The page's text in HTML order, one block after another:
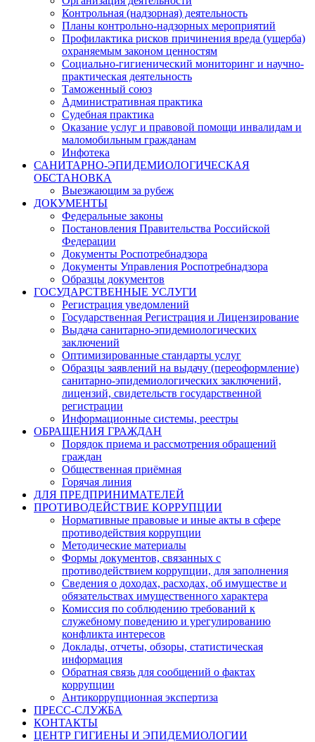
Контрольная (надзорная) деятельность
Планы контрольно-надзорных мероприятий
Профилактика рисков причинения вреда (ущерба)
охраняемым законом ценностям
Социально-гигиенический мониторинг и научно-
практическая деятельность
Таможенный союз
Административная практика
Судебная практика
Оказание услуг и правовой помощи инвалидам и
маломобильным гражданам
Инфотека
САНИТАРНО-ЭПИДЕМИОЛОГИЧЕСКАЯ
ОБСТАНОВКА
Выезжающим за рубеж
ДОКУМЕНТЫ
Федеральные законы
Постановления Правительства Российской
Федерации
Документы Роспотребнадзора
Документы Управления Роспотребнадзора
Образцы документов
ГОСУДАРСТВЕННЫЕ УСЛУГИ
Регистрация уведомлений
Государственная Регистрация и Лицензирование
Выдача санитарно-эпидемиологических
заключений
Оптимизированные стандарты услуг
Образцы заявлений на выдачу (переоформление)
санитарно-эпидемиологических заключений,
лицензий, свидетельств государственной
регистрации
Информационные системы, реестры
ОБРАЩЕНИЯ ГРАЖДАН
Порядок приема и рассмотрения обращений
граждан
Общественная приёмная
Горячая линия
ДЛЯ ПРЕДПРИНИМАТЕЛЕЙ
ПРОТИВОДЕЙСТВИЕ КОРРУПЦИИ
Нормативные правовые и иные акты в сфере
противодействия коррупции
Методические материалы
Формы документов, связанных с
противодействием коррупции, для заполнения
Сведения о доходах, расходах, об имуществе и
обязательствах имущественного характера
Комиссия по соблюдению требований к
служебному поведению и урегулированию
конфликта интересов
Доклады, отчеты, обзоры, статистическая
информация
Обратная связь для сообщений о фактах
коррупции
Антикоррупционная экспертиза
ПРЕСС-СЛУЖБА
КОНТАКТЫ
ЦЕНТР ГИГИЕНЫ И ЭПИДЕМИОЛОГИИ